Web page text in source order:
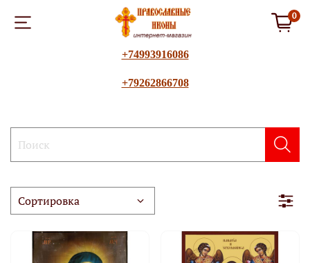
0
+74993916086
+79262866708